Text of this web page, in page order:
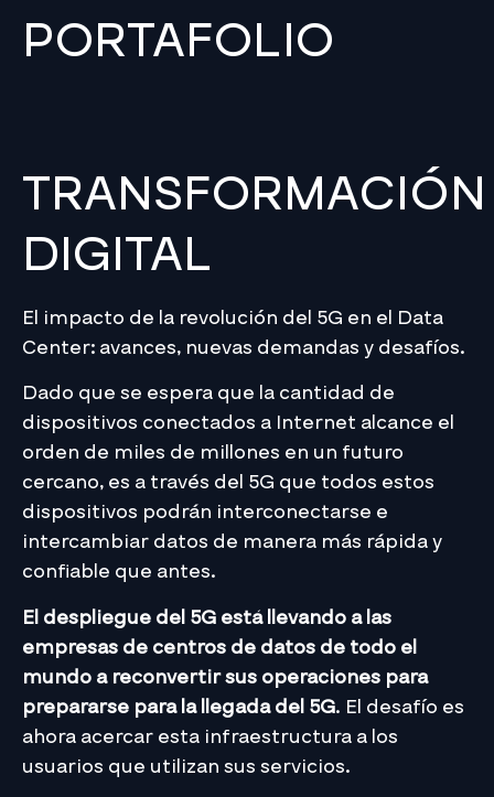
PORTAFOLIO
TRANSFORMACIÓN
DIGITAL
El impacto de la revolución del 5G en el Data
Center: avances, nuevas demandas y desafíos.
Dado que se espera que la cantidad de
dispositivos conectados a Internet alcance el
orden de miles de millones en un futuro
cercano, es a través del 5G que todos estos
dispositivos podrán interconectarse e
intercambiar datos de manera más rápida y
confiable que antes.
El despliegue del 5G está llevando a las
empresas de centros de datos de todo el
mundo a reconvertir sus operaciones para
prepararse para la llegada del 5G. El desafío es
ahora acercar esta infraestructura a los
usuarios que utilizan sus servicios.